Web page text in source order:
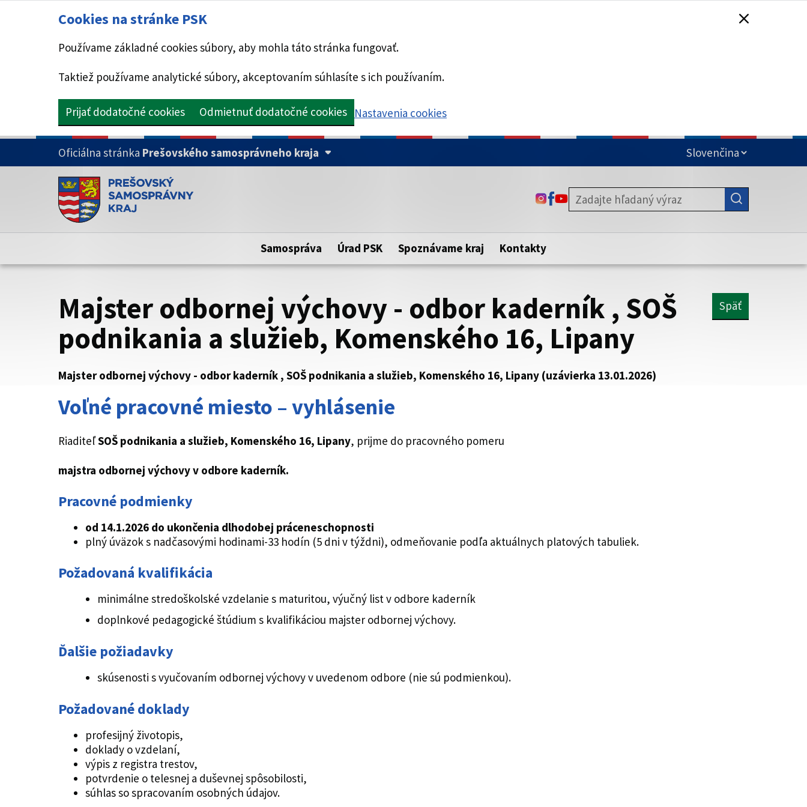
Cookies na stránke PSK
Používame základné cookies súbory, aby mohla táto stránka fungovať.
Taktiež používame analytické súbory, akceptovaním súhlasíte s ich používaním.
Prijať dodatočné cookies Odmietnuť dodatočné cookies Nastavenia cookies
PRESKOČIŤ NA HLAVNÝ OBSAH
Oficiálna stránka Prešovského samosprávneho kraja
Doména psk.sk je oficiálna
Toto je oficiálna webová stránka Prešovského samosprávneho kraja.
Táto stránka je zabezpečená
zabezpečenú webovú stránku. Zabezpečená stránka vždy začína
https:// pred názvom domény webového sídla.
ODKAZ SA OTVORÍ NA NOVEJ KARTE
ODKAZ SA OTVORÍ NA NOVEJ KARTE
ODKAZ SA OTVORÍ NA NOVEJ KARTE
Samospráva Úrad PSK Spoznávame kraj Kontakty
Majster odbornej výchovy - odbor kaderník , SOŠ
podnikania a služieb, Komenského 16, Lipany
Späť
Majster odbornej výchovy - odbor kaderník , SOŠ podnikania a služieb, Komenského 16, Lipany (uzávierka 13.01.2026)
Voľné pracovné miesto – vyhlásenie
RiaditeľSOŠ podnikania a služieb, Komenského 16, Lipany, prijme do pracovného pomeru
majstra odbornej výchovy v odbore kaderník.
Pracovné podmienky
od 14.1.2026 do ukončenia dlhodobej práceneschopnosti
plný úväzok s nadčasovými hodinami-33 hodín (5 dni v týždni), odmeňovanie podľa aktuálnych platových tabuliek.
Požadovaná kvalifikácia
minimálne stredoškolské vzdelanie s maturitou, výučný list v odbore kaderník
doplnkové pedagogické štúdium s kvalifikáciou majster odbornej výchovy.
Ďalšie požiadavky
skúsenosti s vyučovaním odbornej výchovy v uvedenom odbore (nie sú podmienkou).
Požadované doklady
profesijný životopis,
doklady o vzdelaní,
výpis z registra trestov,
potvrdenie o telesnej a duševnej spôsobilosti,
súhlas so spracovaním osobných údajov.